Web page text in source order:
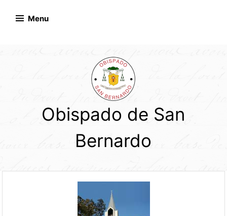
Menu
Obispado de San
Bernardo